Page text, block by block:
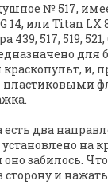
№ 517,
14, или Titan LX
517, 519, 521,
для
и,
два
на
оно забилось.
и